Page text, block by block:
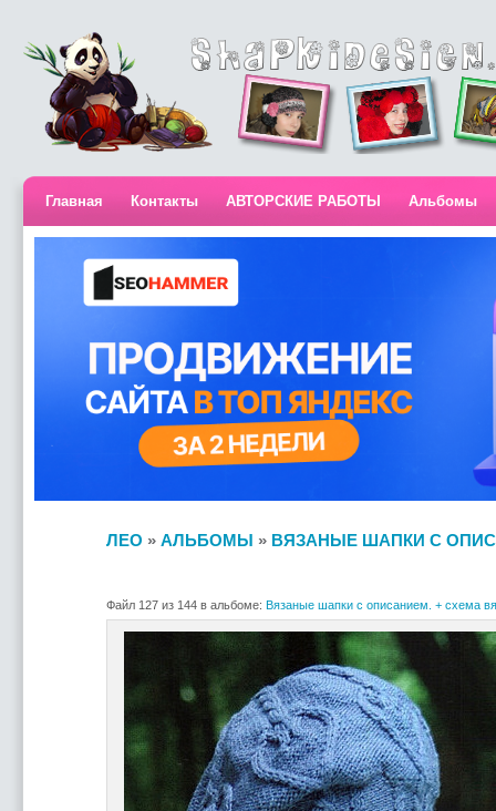
Главная Контакты АВТОРСКИЕ РАБОТЫ Альбомы
ЛЕО » АЛЬБОМЫ » ВЯЗАНЫЕ ШАПКИ С
Файл 127 из 144 в альбоме: Вязаные шапки с описанием. + схема